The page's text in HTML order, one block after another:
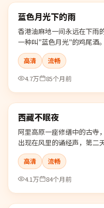
最新
蓝色月光下的雨
香港油麻地一间永远在下雨
一种叫"蓝色月光"的鸡尾酒
话。
高清
流畅
4.7万
85个月前
最新
西藏不眠夜
阿里高原一座修缮中的古寺
出现在风里的诵经声，第二
这个秘密。
高清
流畅
4.1万
84个月前